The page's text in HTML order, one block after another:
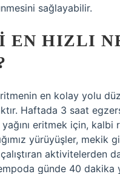
sağlayabilir.
EN HIZLI
en kolay yolu
Haftada 3 saat
yağını eritmek için, kalbi
yürüyüşler, mekik
aktivitelerden
günde 40 dakika